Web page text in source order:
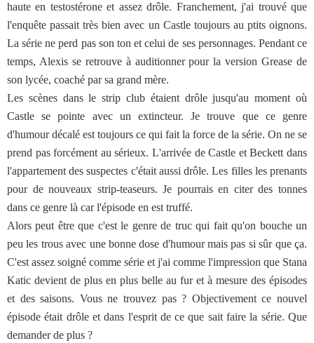
haute en testostérone et assez drôle. Franchement, j'ai trouvé que
l'enquête passait très bien avec un Castle toujours au ptits oignons.
La série ne perd pas son ton et celui de ses personnages. Pendant ce
temps, Alexis se retrouve à auditionner pour la version Grease de
son lycée, coaché par sa grand mère.
Les scènes dans le strip club étaient drôle jusqu'au moment où
Castle se pointe avec un extincteur. Je trouve que ce genre
d'humour décalé est toujours ce qui fait la force de la série. On ne se
prend pas forcément au sérieux. L'arrivée de Castle et Beckett dans
l'appartement des suspectes c'était aussi drôle. Les filles les prenants
pour de nouveaux strip-teaseurs. Je pourrais en citer des tonnes
dans ce genre là car l'épisode en est truffé.
Alors peut être que c'est le genre de truc qui fait qu'on bouche un
peu les trous avec une bonne dose d'humour mais pas si sûr que ça.
C'est assez soigné comme série et j'ai comme l'impression que Stana
Katic devient de plus en plus belle au fur et à mesure des épisodes
et des saisons. Vous ne trouvez pas ? Objectivement ce nouvel
épisode était drôle et dans l'esprit de ce que sait faire la série. Que
demander de plus ?